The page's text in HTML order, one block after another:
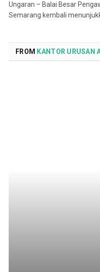
Ungaran – Balai Besar
Semarang kembali
FROM KANTOR URUSAN